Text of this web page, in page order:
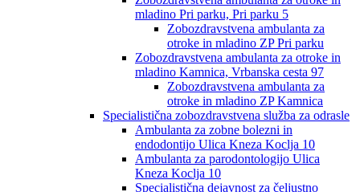
mladino Pri parku, Pri parku 5
Zobozdravstvena ambulanta za
otroke in mladino ZP Pri parku
Zobozdravstvena ambulanta za otroke in
mladino Kamnica, Vrbanska cesta 97
Zobozdravstvena ambulanta za
otroke in mladino ZP Kamnica
Specialistična zobozdravstvena služba za odrasle
Ambulanta za zobne bolezni in
endodontijo Ulica Kneza Koclja 10
Ambulanta za parodontologijo Ulica
Kneza Koclja 10
Specialistična dejavnost za čeljustno